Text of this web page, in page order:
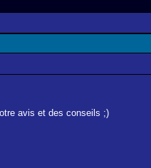
avis et des conseils ;)